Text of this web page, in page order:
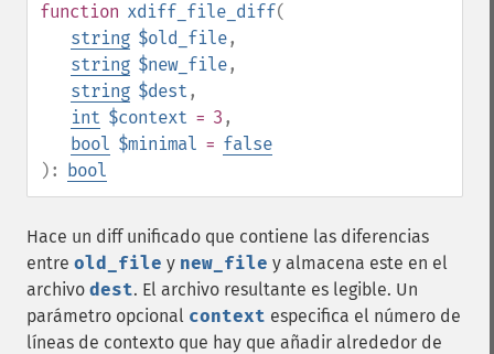
function xdiff_file_diff(
string $old_file,
string $new_file,
string $dest ,
int $context = 3 ,
bool $minimal = false
): bool
Hace un diff unificado que contiene las diferencias
entre old_file y new_file y almacena este en el
archivo dest. El archivo resultante es legible. Un
parámetro opcional context especifica el número de
líneas de contexto que hay que añadir alrededor de